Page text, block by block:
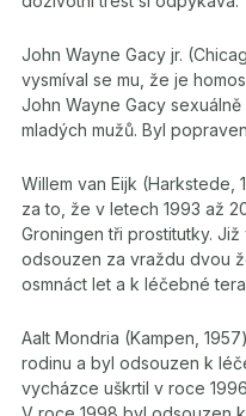
John Wayne Gacy jr.
vysmíval se mu, že je
John Wayne Gacy
mladých mužů. Byl
Willem van Eijk (Harkstede,
za to, že v letech 1993 až
Groningen tři prostitutky.
odsouzen za vraždu dvou
osmnáct let a k léčebné
Aalt Mondria (Kampen,
rodinu a byl odsouzen k
vycházce uškrtil v roce